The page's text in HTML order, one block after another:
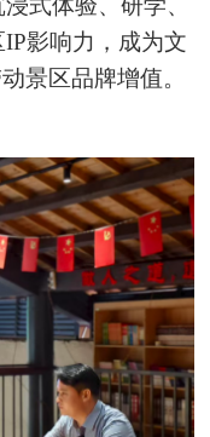
式体验、研学、
影响力，成为文
景区品牌增值。